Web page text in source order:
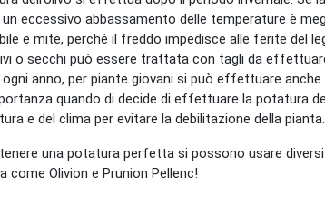
eccessivo abbassamento delle temperature è
e mite, perché il freddo impedisce alle ferite del
o secchi può essere trattata con tagli da
anno, per piante giovani si può effettuare
quando di decide di effettuare la potatura
e del clima per evitare la debilitazione della pianta.
una potatura perfetta si possono usare
Olivion e Prunion Pellenc!